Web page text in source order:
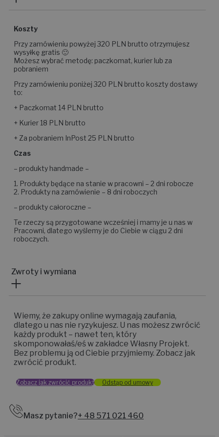
Koszty
Przy zamówieniu powyżej 320 PLN brutto otrzymujesz
wysyłkę gratis 🙂
Możesz wybrać metodę: paczkomat, kurier lub za
pobraniem
Przy zamówieniu poniżej 320 PLN brutto koszty dostawy
to:
+ Paczkomat 14 PLN brutto
+ Kurier 18 PLN brutto
+ Za pobraniem InPost 25 PLN brutto
Czas
– produkty handmade –
1. Produkty będące na stanie w pracowni – 2 dni robocze
2. Produkty na zamówienie – 8 dni roboczych
– produkty całoroczne –
Te rzeczy są przygotowane wcześniej i mamy je u nas w
Pracowni, dlatego wyślemy je do Ciebie w ciągu 2 dni
roboczych.
Zwroty i wymiana
Wiemy, że zakupy online wymagają zaufania,
dlatego u nas nie ryzykujesz. U nas możesz zwrócić
każdy produkt – nawet ten, który
skomponowałaś/eś w zakładce Własny Projekt.
Bez problemu ją od Ciebie przyjmiemy. Zobacz jak
zwrócić produkt.
Zobacz jak zwrócić produkt Odstąp od umowy
Masz pytanie?+ 48 571 021 460